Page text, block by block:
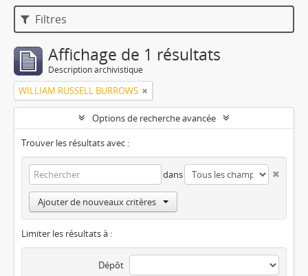
Filtres
Affichage de 1 résultats
Description archivistique
WILLIAM RUSSELL BURROWS
Options de recherche avancée
Trouver les résultats avec :
dans
Ajouter de nouveaux critères
Limiter les résultats à :
Dépôt